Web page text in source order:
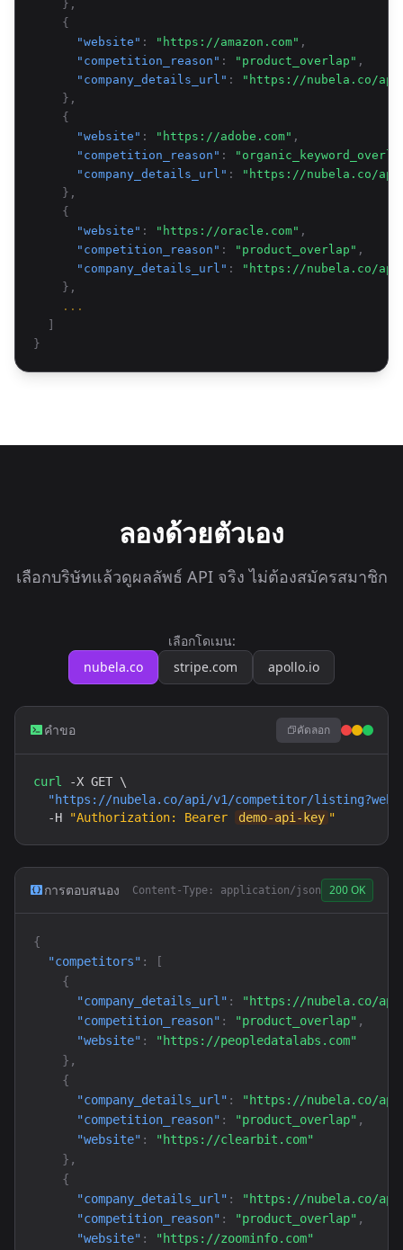
},
{
"website" : "https://amazon.com" ,
"competition_reason" : "product_overlap" ,
"company_details_url" :
"https://nubela.co/
},
{
"website" : "https://adobe.com" ,
"competition_reason" :
"company_details_url" :
"https://nubela.co/
},
{
"website" : "https://oracle.com" ,
"competition_reason" : "product_overlap" ,
"company_details_url" :
"https://nubela.co/
},
...
}
ลองด้วยตัวเอง
เลือกบริษัทแล้วดูผลลัพธ์ API จริง ไม่ต้องสมัครสมาชิก
เลือกโดเมน:
nubela.co
stripe.com apollo.io
คำขอ คัดลอก
curl
-X GET \
"https://nubela.co/api/v1/competitor/
  -H
"Authorization: Bearer demo-api-key "
การตอบสนอง Content-Type: application/json 200 OK
{
"competitors" :
[
{
"company_details_url" :
"https://nubela.co/api/
"competition_reason" : "product_overlap" ,
"website" :
"https://peopledatalabs.com"
} ,
{
"company_details_url" :
"https://nubela.co/api/
"competition_reason" : "product_overlap" ,
"website" :
"https://clearbit.com"
} ,
{
"company_details_url" :
"https://nubela.co/api/
"competition_reason" : "product_overlap" ,
"website" : "https://zoominfo.com"